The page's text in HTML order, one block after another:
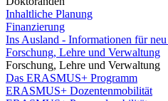
Inhaltliche Planung
Finanzierung
Ins Ausland - Informationen für
Forschung, Lehre und Verwaltung
Forschung, Lehre und Verwaltung
Das ERASMUS+ Programm
ERASMUS+ Dozentenmobilität